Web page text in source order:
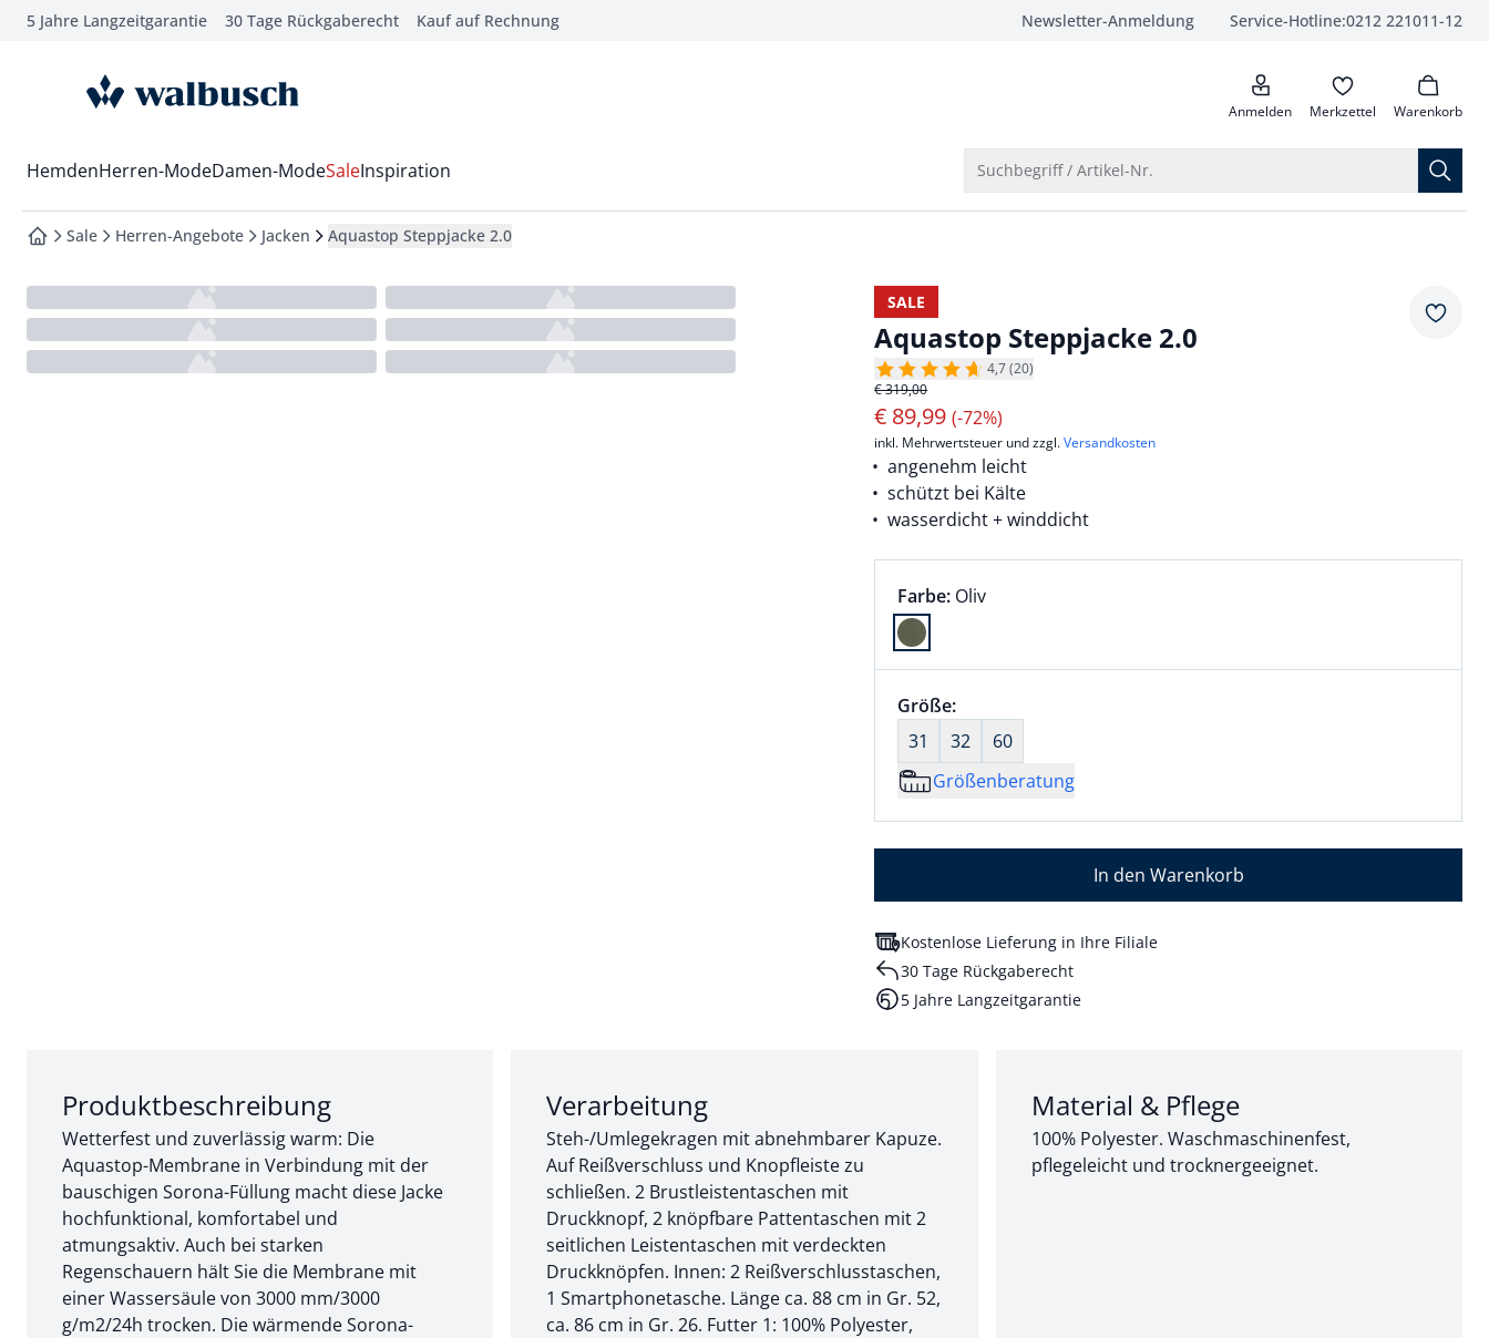
springen
springen
springen
5 Jahre Langzeitgarantie 30 Tage Rückgaberecht Kauf auf Rechnung Newsletter-Anmeldung Service-Hotline:0212 221011-12
anrufen
zur Startseite Anmelden Merkzettel Warenkorb
Wechsel in das Menü mit Pfeil-Runter Taste
HemdenHerren-ModeDamen-ModeSaleInspiration Suchbegriff / Artikel-Nr.
zur Startseite
Sale Herren-Angebote Jacken Aquastop Steppjacke 2.0
SALE
Aquastop Steppjacke 2.0
4,7 (20)
€ 319,00
€ 89,99(-72%)
inkl. Mehrwertsteuer und zzgl.Versandkosten
angenehm leicht
schützt bei Kälte
wasserdicht + winddicht
Farbauswahl:
Farbe: aktuell ausgewählt:
Oliv
Farbe Oliv ausgewählt
Größenauswahl:
Größe:nichts ausgewählt
31
32
60
Größenberatung
In den Warenkorb
Kostenlose Lieferung in Ihre Filiale
30 Tage Rückgaberecht
5 Jahre Langzeitgarantie
Abschnitt 1 von 3:
Produktbeschreibung
Wetterfest und zuverlässig warm: Die
Aquastop-Membrane in Verbindung mit der
bauschigen Sorona-Füllung macht diese Jacke
hochfunktional, komfortabel und
atmungsaktiv. Auch bei starken
Regenschauern hält Sie die Membrane mit
einer Wassersäule von 3000 mm/3000
g/m2/24h trocken. Die wärmende Sorona-
Abschnitt 2 von 3:
Verarbeitung
Steh-/Umlegekragen mit abnehmbarer Kapuze.
Auf Reißverschluss und Knopfleiste zu
schließen. 2 Brustleistentaschen mit
Druckknopf, 2 knöpfbare Pattentaschen mit 2
seitlichen Leistentaschen mit verdeckten
Druckknöpfen. Innen: 2 Reißverschlusstaschen,
1 Smartphonetasche. Länge ca. 88 cm in Gr. 52,
ca. 86 cm in Gr. 26. Futter 1: 100% Polyester,
Abschnitt 3 von 3:
Material & Pflege
100% Polyester. Waschmaschinenfest,
pflegeleicht und trocknergeeignet.